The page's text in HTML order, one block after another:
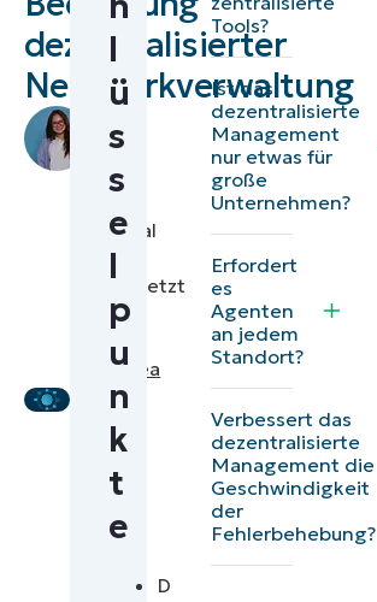
dezentralisierter
Netzwerkverwaltung
Richelle
Arevalo
Technical
Writer
übersetzt
Dragos
Frangulea
Welche Rolle
spielt das
zentrale
Management
bei DNM?
Warum
zentralisierte
Überwachung
allein nicht
ausreicht
Dezentralisierte vs.
zentralisierte
Managementmodelle
Zentrale
dezentralisierten
l
ü
s
s
e
l
p
u
n
k
t
e
D
Tools?
Ist das
dezentralisierte
Management
nur etwas für
große
Unternehmen?
Erfordert
es
Agenten
an jedem
Standort?
Verbessert das
dezentralisierte
Management die
Geschwindigkeit
der
Fehlerbehebung?